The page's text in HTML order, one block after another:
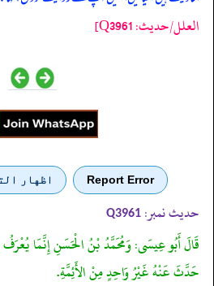
العلل/حدیث: Q3961]
Report Error اظهار
حدیث نمبر: Q3961
قَالَ أَبُو عِيسَى: وَمُحَمَّدُ بْنُ الْحَسَنِ إِنَّمَا
حَدَّثَ عَنْهُ غَيْرُ وَاحِدٍ مِنْ الأَئِمَّةِ.